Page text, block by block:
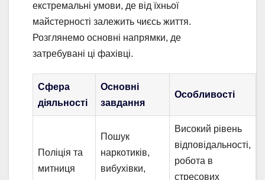
екстремальні умови, де від їхньої
майстерності залежить чиєсь життя.
Розглянемо основні напрямки, де
затребувані ці фахівці.
Сфера
діяльності
Основні
завдання
Особливості
Поліція та
митниця
Пошук
наркотиків,
вибухівки,
Високий рівень
відповідальності,
робота в
стресових